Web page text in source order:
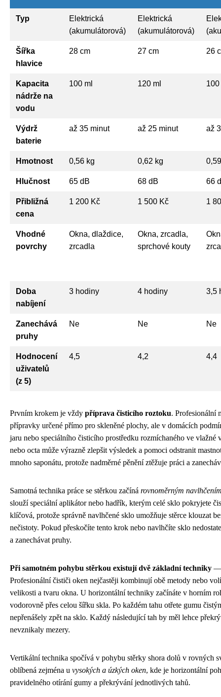
Typ
Elektrická
(akumulátorová)
Elektrická
(akumulátorová)
Šířka
hlavice
28 cm 27 cm 26
Kapacita
nádrže na
vodu
100 ml 120 ml
Výdrž
baterie
až 35 minut až 25 minut až
Hmotnost 0,56 kg 0,62 kg
Hlučnost 65 dB 68 dB 66
Přibližná
cena
1 200 Kč 1 500 Kč 1
Vhodné
povrchy
Okna, dlaždice,
zrcadla
Okna, zrcadla,
sprchové kouty
Doba
nabíjení
3 hodiny 4 hodiny 3,5
Zanechává
pruhy
Ne Ne Ne
Hodnocení
uživatelů
(z 5)
4,5 4,2 4,4
Prvním krokem je vždy příprava čisticího roztoku. Profesionální
přípravky určené přímo pro skleněné plochy, ale v domácích
jaru nebo speciálního čisticího prostředku rozmíchaného ve vlažné
nebo octa může výrazně zlepšit výsledek a pomoci odstranit
mnoho saponátu, protože nadměrné pěnění ztěžuje práci a
Samotná technika práce se stěrkou začíná rovnoměrným
slouží speciální aplikátor nebo hadřík, kterým celé sklo pokryjete
klíčová, protože správně navlhčené sklo umožňuje stěrce klouzat
nečistoty. Pokud přeskočíte tento krok nebo navlhčíte sklo
a zanechávat pruhy.
Při samotném pohybu stěrkou existují dvě základní techniky —
Profesionální čističi oken nejčastěji kombinují obě metody nebo
velikosti a tvaru okna. U horizontální techniky začínáte v horním
vodorovně přes celou šířku skla. Po každém tahu otřete gumu
nepřenášely zpět na sklo. Každý následující tah by měl lehce
nevznikaly mezery.
Vertikální technika spočívá v pohybu stěrky shora dolů v rovných
oblíbená zejména u vysokých a úzkých oken, kde je horizontální
pravidelného otírání gumy a překrývání jednotlivých tahů.